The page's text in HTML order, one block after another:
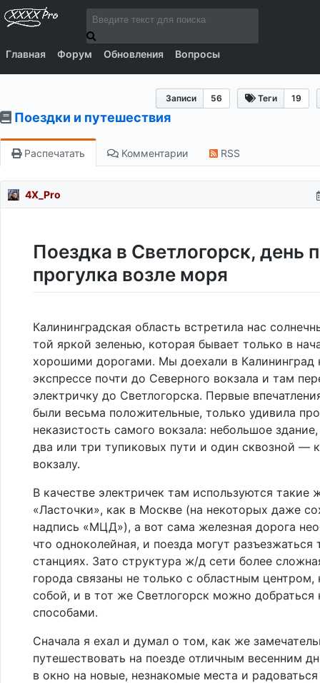
Главная Форум Обновления Вопросы
Записи 56 Теги 19
Поездки и путешествия
Распечатать Комментарии RSS
4X_Pro
Поездка в Светлогорск, день
прогулка возле моря
Калининградская область встретила нас
той яркой зеленью, которая бывает только в
хорошими дорогами. Мы доехали в Калининград
экспрессе почти до Северного вокзала и там
электричку до Светлогорска. Первые
были весьма положительные, только удивила
неказистость самого вокзала: небольшое
два или три тупиковых пути и один сквозной —
вокзалу.
В качестве электричек там используются такие
«Ласточки», как в Москве (на некоторых даже
надпись «МЦД»), а вот сама железная дорога
что одноколейная, и поезда могут разъезжаться
станциях. Зато структура ж/д сети более
города связаны не только с областным
собой, и в тот же Светлогорск можно добраться
способами.
Сначала я ехал и думал о том, как же
путешествовать на поезде отличным весенним
в окно на новые, незнакомые места и